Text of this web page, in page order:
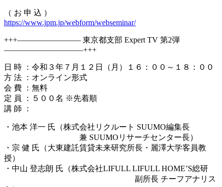
（ お 申 込 ）
https://www.jpm.jp/webform/webseminar/
+++———————— 東京都支部 Expert TV 第2弾
——————————+++
日 時 ：令和３年７月１２日（月）１６：００～１８：００
方 法 ：オンライン形式
会 費 ：無料
定 員 ：５００名 ※先着順
講 師 ：
・池本 洋一 氏（株式会社リクルート SUUMO編集長
兼 SUUMOリサーチセンター長）
・宗 健 氏（大東建託賃貸未来研究所長・麗澤大学客員教
授）
・中山 登志朗 氏（株式会社LIFULL LIFULL HOME’S総研
副所長 チーフアナリス